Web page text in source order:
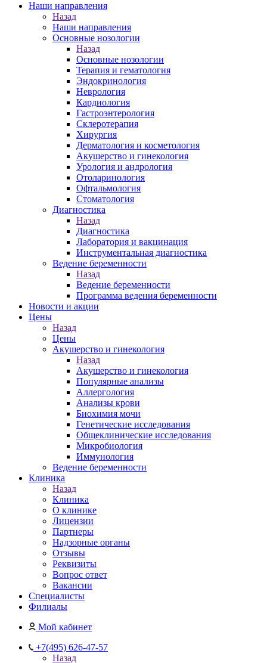
Наши направления
Назад
Наши направления
Основные нозологии
Назад
Основные нозологии
Терапия и гематология
Эндокринология
Неврология
Кардиология
Гастроэнтерология
Склеротерапия
Хирургия
Дерматология и косметология
Акушерство и гинекология
Урология и андрология
Отоларинология
Офтальмология
Стоматология
Диагностика
Назад
Диагностика
Лаборатория и вакцинация
Инструментальная диагностика
Ведение беременности
Назад
Ведение беременности
Программа ведения беременности
Новости и акции
Цены
Назад
Цены
Акушерство и гинекология
Назад
Акушерство и гинекология
Популярные анализы
Аллергология
Анализы крови
Биохимия мочи
Генетические исследования
Общеклинические исследования
Микробиология
Иммунология
Ведение беременности
Клиника
Назад
Клиника
О клинике
Лицензии
Партнеры
Надзорные органы
Отзывы
Реквизиты
Вопрос ответ
Вакансии
Специалисты
Филиалы
Мой кабинет
+7(495) 626-47-57
Назад